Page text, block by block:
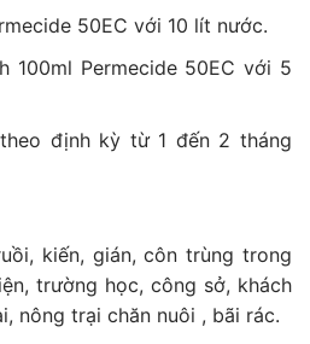
50EC với 10 lít nước.
100ml Permecide 50EC với 5
định kỳ từ 1 đến 2 tháng
kiến, gián, côn trùng trong
trường học, công sở, khách
nông trại chăn nuôi , bãi rác.